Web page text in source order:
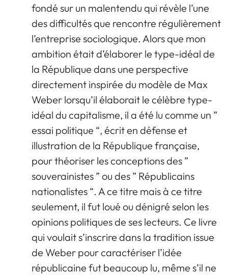
fondé sur un malentendu qui révèle l’une
des difficultés que rencontre régulièrement
l’entreprise sociologique. Alors que mon
ambition était d’élaborer le type-idéal de
la République dans une perspective
directement inspirée du modèle de Max
Weber lorsqu’il élaborait le célèbre type-
idéal du capitalisme, il a été lu comme un ”
essai politique “, écrit en défense et
illustration de la République française,
pour théoriser les conceptions des ”
souverainistes ” ou des ” Républicains
nationalistes “. A ce titre mais à ce titre
seulement, il fut loué ou dénigré selon les
opinions politiques de ses lecteurs. Ce livre
qui voulait s’inscrire dans la tradition issue
de Weber pour caractériser l’idée
républicaine fut beaucoup lu, même s’il ne